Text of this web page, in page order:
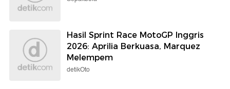
Hasil Sprint Race MotoGP Inggris
2026: Aprilia Berkuasa, Marquez
Melempem
detikOto